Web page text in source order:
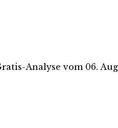
Analyse vom 06.